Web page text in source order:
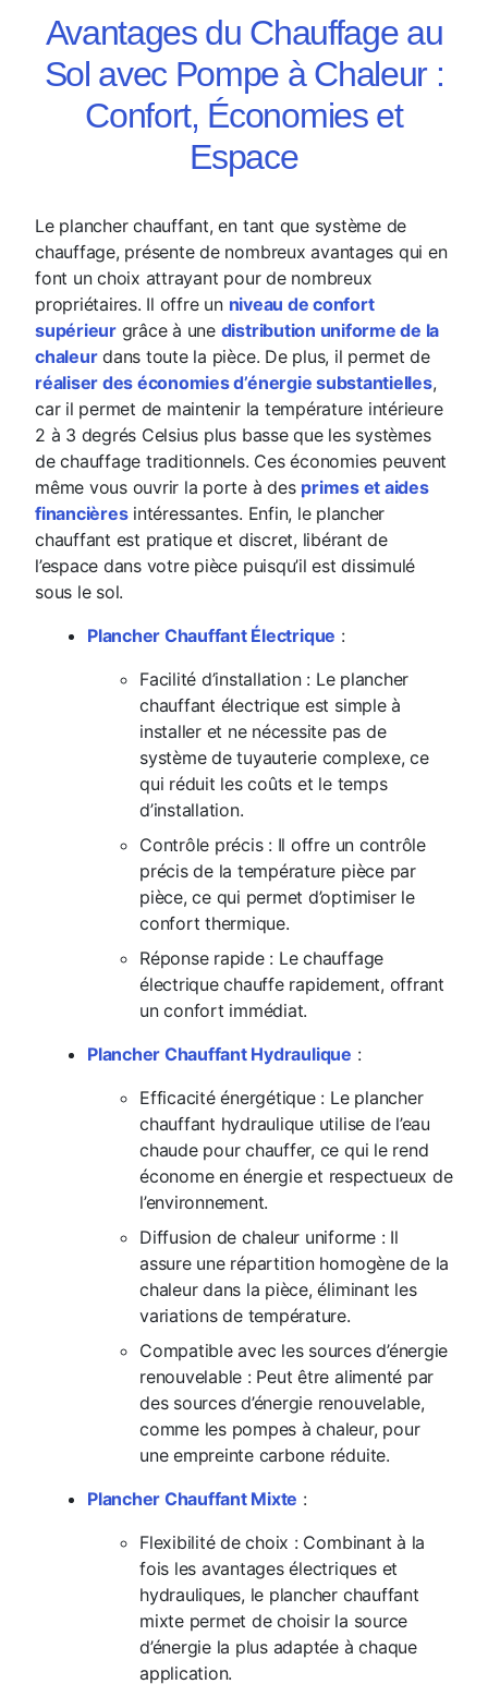
Avantages du Chauffage au
Sol avec Pompe à Chaleur :
Confort, Économies et
Espace
Le plancher chauffant, en tant que système de
chauffage, présente de nombreux avantages qui en
font un choix attrayant pour de nombreux
propriétaires. Il offre un niveau de confort
supérieurgrâce à une distribution uniforme de la
chaleurdans toute la pièce. De plus, il permet de
réaliser des économies d’énergie substantielles,
car il permet de maintenir la température intérieure
2 à 3 degrés Celsius plus basse que les systèmes
de chauffage traditionnels. Ces économies peuvent
même vous ouvrir la porte à des primes et aides
financièresintéressantes. Enfin, le plancher
chauffant est pratique et discret, libérant de
l’espace dans votre pièce puisqu’il est dissimulé
sous le sol.
Plancher Chauffant Électrique :
Facilité d’installation : Le plancher
chauffant électrique est simple à
installer et ne nécessite pas de
système de tuyauterie complexe, ce
qui réduit les coûts et le temps
d’installation.
Contrôle précis : Il offre un contrôle
précis de la température pièce par
pièce, ce qui permet d’optimiser le
confort thermique.
Réponse rapide : Le chauffage
électrique chauffe rapidement, offrant
un confort immédiat.
Plancher Chauffant Hydraulique :
Efficacité énergétique : Le plancher
chauffant hydraulique utilise de l’eau
chaude pour chauffer, ce qui le rend
économe en énergie et respectueux de
l’environnement.
Diffusion de chaleur uniforme : Il
assure une répartition homogène de la
chaleur dans la pièce, éliminant les
variations de température.
Compatible avec les sources d’énergie
renouvelable : Peut être alimenté par
des sources d’énergie renouvelable,
comme les pompes à chaleur, pour
une empreinte carbone réduite.
Plancher Chauffant Mixte :
Flexibilité de choix : Combinant à la
fois les avantages électriques et
hydrauliques, le plancher chauffant
mixte permet de choisir la source
d’énergie la plus adaptée à chaque
application.